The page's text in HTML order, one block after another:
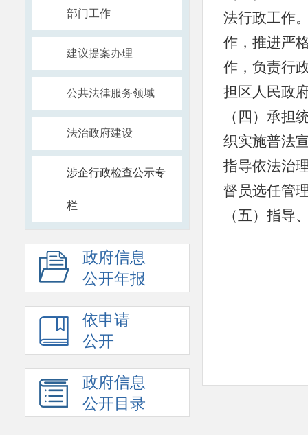
部门工作
建议提案办理
公共法律服务领域
法治政府建设
涉企行政检查公示专
栏
+
政府信息
公开年报
依申请
公开
政府信息
公开目录
法行政工作
作，推进严
作，负责行
担区人民政
（四）承担
织实施普法
指导依法治
督员选任管
（五）指导
（八）指导